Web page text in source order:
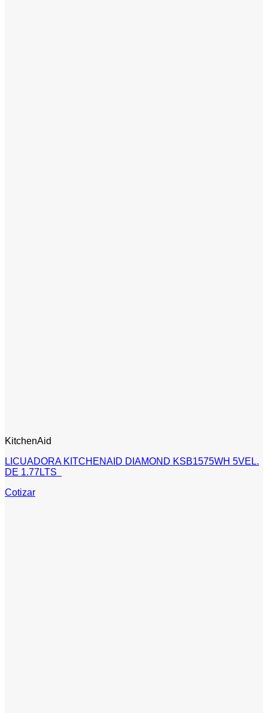
KitchenAid
LICUADORA KITCHENAID DIAMOND KSB1575WH 5VEL.
DE 1.77LTS
Cotizar